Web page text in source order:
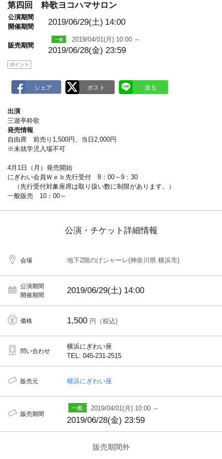
第四回 粋歌ヨコハマサロン
公演期間
開催期間
2019/06/29(土) 14:00
販売期間
2019/04/01(月) 10:00 ～
2019/06/28(金) 23:59
ポイント
出演
三遊亭粋歌
発売情報
自由席 前売り1,500円、当日2,000円
※未就学児入場不可
4月1日（月）発売開始
にぎわい会員Ｗｅｂ先行受付 8：00～9：30
（先行受付対象座席は取り扱い数に制限があります。）
一般販売 10：00～
公演・チケット詳細情報
会場 地下2階のげシャーレ(神奈川県 横浜市)
公演期間
開催期間
2019/06/29(土) 14:00
価格 1,500 円（税込)
問い合わせ
横浜にぎわい座
TEL: 045-231-2515
販売元 横浜にぎわい座
販売期間
2019/04/01(月) 10:00 ～
2019/06/28(金) 23:59
販売期間外